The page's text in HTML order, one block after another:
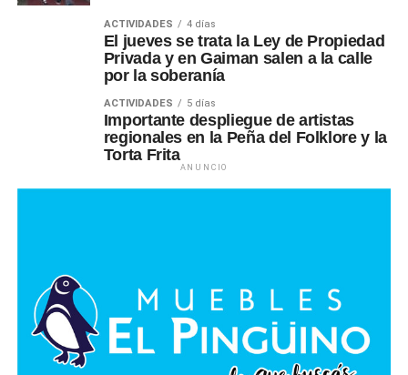
ACTIVIDADES 4 días
El jueves se trata la Ley de Propiedad
Privada y en Gaiman salen a la calle
por la soberanía
ACTIVIDADES 5 días
Importante despliegue de artistas
regionales en la Peña del Folklore y la
Torta Frita
ANUNCIO